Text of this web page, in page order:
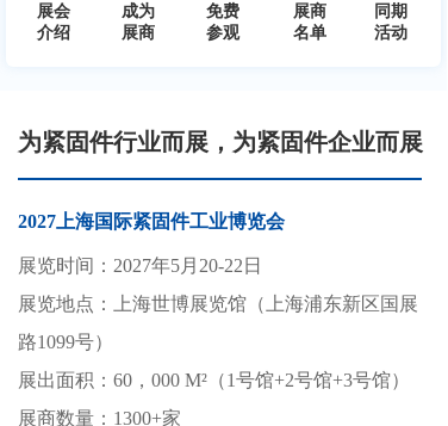
展会
介绍
成为
展商
免费
参观
展商
名单
同期
活动
为紧固件行业而展，为紧固件企业而展
展览时间：2027年5月20-22日
展览地点：上海世博展览馆（上海浦东新区国展
路1099号）
展出面积：60，000 M²（1号馆+2号馆+3号馆）
展商数量：1300+家
2027上海国际紧固件工业博览会